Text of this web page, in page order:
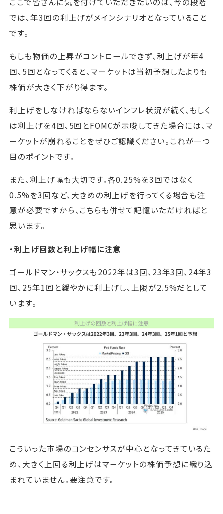
では、年3回の利上げがメインシナリオとなっていること
です。
もしも物価の上昇がコントロールできず、利上げが年4
回、5回となってくると、マーケットは当初予想したよりも
株価が大きく下がり得ます。
利上げをしなければならないインフレ状況が続く、もしく
は利上げを4回、5回とFOMCが示唆してきた場合には、マ
ーケットが崩れることをぜひご認識ください。これが一つ
目のポイントです。
また、利上げ幅も大切です。各0.25%を3回ではなく
0.5%を3回など、大きめの利上げを行ってくる場合も注
意が必要ですから、こちらも併せて記憶いただければと
思います。
・利上げ回数と利上げ幅に注意
ゴールドマン・サックスも2022年は3回、23年3回、24年3
回、25年1回と緩やかに利上げし、上限が2.5%だとして
います。
こういった市場のコンセンサスが中心となってきているた
め、大きく上回る利上げはマーケットの株価予想に織り込
まれていません。要注意です。